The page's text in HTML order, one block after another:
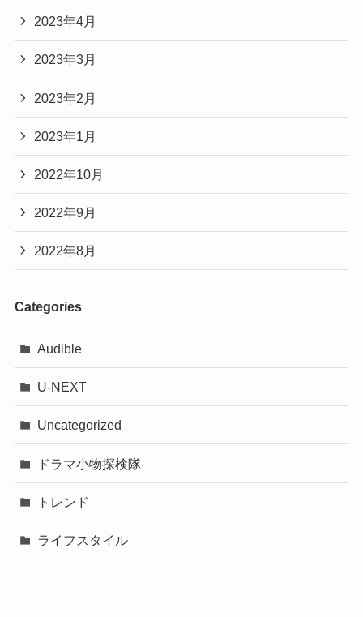
オフィスや学校でも使いやすく、さっとまとめる
だけでこなれ感が出るのが魅力です。
シンプルながら存在感があり、まとめ髪にも使い
やすいデザインです。
ドラマの雰囲気をそのまま真似したい方には、か
なり近い印象のアイテムだと思います。
2023年4月
2023年3月
2023年2月
2023年1月
2022年10月
2022年9月
2022年8月
Categories
Audible
U-NEXT
Uncategorized
ドラマ小物探検隊
トレンド
ライフスタイル